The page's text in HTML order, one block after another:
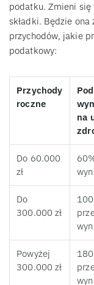
podatku. Zmieni się
składki. Będzie ona
przychodów, jakie
podatkowy:
Przychody
roczne
na
Do 60.000
zł
Do
300.000 zł
Powyżej
300.000 zł